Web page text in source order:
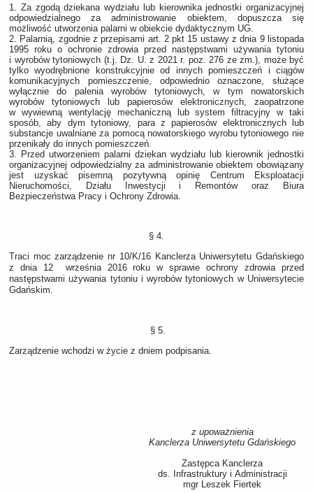
1. Za zgodą dziekana wydziału lub kierownika jednostki organizacyjnej
odpowiedzialnego za administrowanie obiektem, dopuszcza się
możliwość utworzenia palarni w obiekcie dydaktycznym UG.
2. Palarnią, zgodnie z przepisami art. 2 pkt 15 ustawy z dnia 9 listopada
1995 roku o ochronie zdrowia przed następstwami używania tytoniu
i wyrobów tytoniowych (t.j. Dz. U. z 2021 r. poz. 276 ze zm.), może być
tylko wyodrębnione konstrukcyjnie od innych pomieszczeń i ciągów
komunikacyjnych pomieszczenie, odpowiednio oznaczone, służące
wyłącznie do palenia wyrobów tytoniowych, w tym nowatorskich
wyrobów tytoniowych lub papierosów elektronicznych, zaopatrzone
w wywiewną wentylację mechaniczną lub system filtracyjny w taki
sposób, aby dym tytoniowy, para z papierosów elektronicznych lub
substancje uwalniane za pomocą nowatorskiego wyrobu tytoniowego nie
przenikały do innych pomieszczeń.
3. Przed utworzeniem palarni dziekan wydziału lub kierownik jednostki
organizacyjnej odpowiedzialny za administrowanie obiektem obowiązany
jest uzyskać pisemną pozytywną opinię Centrum Eksploatacji
Nieruchomości, Działu Inwestycji i Remontów oraz Biura
Bezpieczeństwa Pracy i Ochrony Zdrowia.
§ 4.
Traci moc zarządzenie nr 10/K/16 Kanclerza Uniwersytetu Gdańskiego
z dnia 12 września 2016 roku w sprawie ochrony zdrowia przed
następstwami używania tytoniu i wyrobów tytoniowych w Uniwersytecie
Gdańskim.
§ 5.
Zarządzenie wchodzi w życie z dniem podpisania.
z upoważnienia
Kanclerza Uniwersytetu Gdańskiego
Zastępca Kanclerza
ds. Infrastruktury i Administracji
mgr Leszek Fiertek